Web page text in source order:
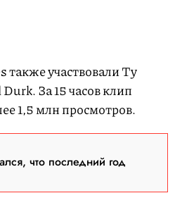
также участвовали Ty
За 15 часов клип
1,5 млн просмотров.
что последний год